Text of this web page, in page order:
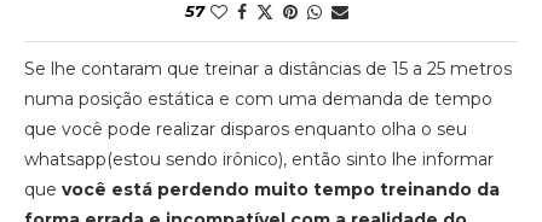
57
Se lhe contaram que treinar a distâncias de 15 a 25 metros
numa posição estática e com uma demanda de tempo
que você pode realizar disparos enquanto olha o seu
whatsapp(estou sendo irônico), então sinto lhe informar
que você está perdendo muito tempo treinando da